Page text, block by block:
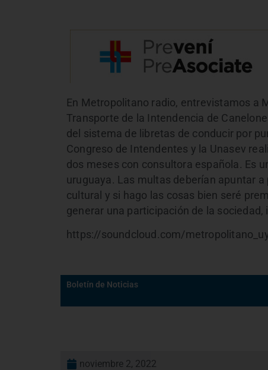
En Metropolitano radio, entrevistamos a
Transporte de la Intendencia de
del sistema de libretas de conducir por
Congreso de Intendentes y la Unasev
dos meses con consultora española. Es
uruguaya. Las multas deberían apuntar
cultural y si hago las cosas bien seré
generar una participación de la
https://soundcloud.com/
Boletín de Noticias
noviembre 2, 2022